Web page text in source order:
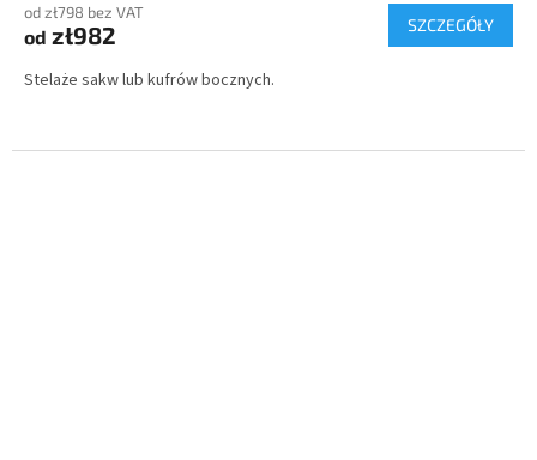
od zł798 bez VAT
od zł982 SZCZEGÓŁY
Stelaże sakw lub kufrów bocznych.